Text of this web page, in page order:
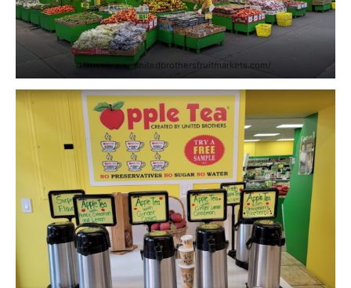
https://www.unitedbrothersfruitmarkets.com/